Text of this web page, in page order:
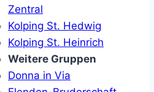
Zentral
Kolping St. Hedwig
Kolping St. Heinrich
Weitere Gruppen
Donna in Via